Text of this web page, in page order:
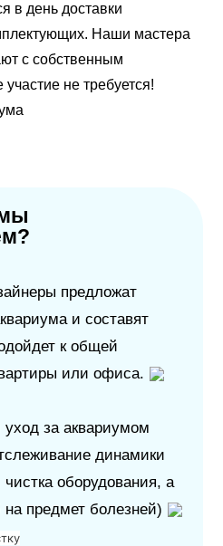
в день доставки
Наши мастера
с собственным
не требуется!
предложат
и составят
к общей
или офиса.
уход за аквариумом
динамики
оборудования, а
предмет болезней)